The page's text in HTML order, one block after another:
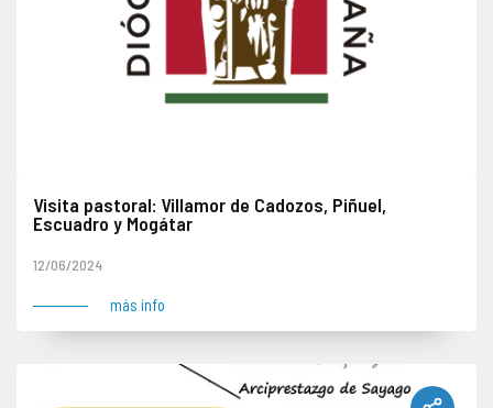
Visita pastoral: Villamor de Cadozos, Piñuel,
Escuadro y Mogátar
12/06/2024
más info